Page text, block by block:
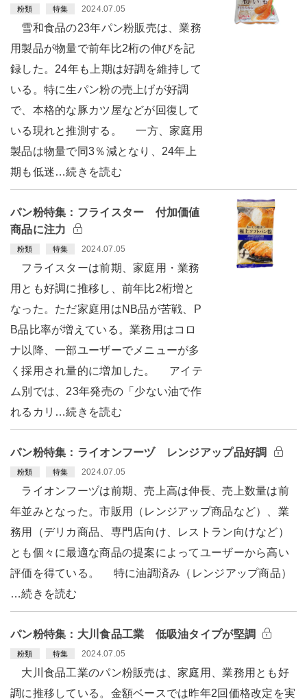
粉類 特集 2024.07.05
雪和食品の23年パン粉販売は、業務
用製品が物量で前年比2桁の伸びを記
録した。24年も上期は好調を維持して
いる。特に生パン粉の売上げが好調
で、本格的な豚カツ屋などが回復して
いる現れと推測する。 一方、家庭用
製品は物量で同3％減となり、24年上
期も低迷…続きを読む
パン粉特集：フライスター 付加価値
商品に注力
粉類 特集 2024.07.05
フライスターは前期、家庭用・業務
用とも好調に推移し、前年比2桁増と
なった。ただ家庭用はNB品が苦戦、P
B品比率が増えている。業務用はコロ
ナ以降、一部ユーザーでメニューが多
く採用され量的に増加した。 アイテ
ム別では、23年発売の「少ない油で作
れるカリ…続きを読む
パン粉特集：ライオンフーヅ レンジアップ品好調
粉類 特集 2024.07.05
ライオンフーヅは前期、売上高は伸長、売上数量は前
年並みとなった。市販用（レンジアップ商品など）、業
務用（デリカ商品、専門店向け、レストラン向けなど）
とも個々に最適な商品の提案によってユーザーから高い
評価を得ている。 特に油調済み（レンジアップ商品）
…続きを読む
パン粉特集：大川食品工業 低吸油タイプが堅調
粉類 特集 2024.07.05
大川食品工業のパン粉販売は、家庭用、業務用とも好
調に推移している。金額ベースでは昨年2回価格改定を実